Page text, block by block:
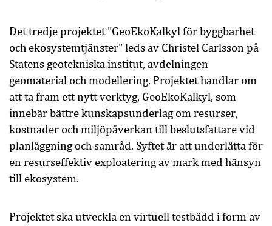
Det tredje projektet "GeoEkoKalkyl för byggbarhet
och ekosystemtjänster" leds av Christel Carlsson på
Statens geotekniska institut, avdelningen
geomaterial och modellering. Projektet handlar om
att ta fram ett nytt verktyg, GeoEkoKalkyl, som
innebär bättre kunskapsunderlag om resurser,
kostnader och miljöpåverkan till beslutsfattarevid
planläggning och samråd. Syftet är att underlätta för
en resurseffektiv exploatering av mark med hänsyn
till ekosystem.
Projektet ska utveckla en virtuell testbädd i form av